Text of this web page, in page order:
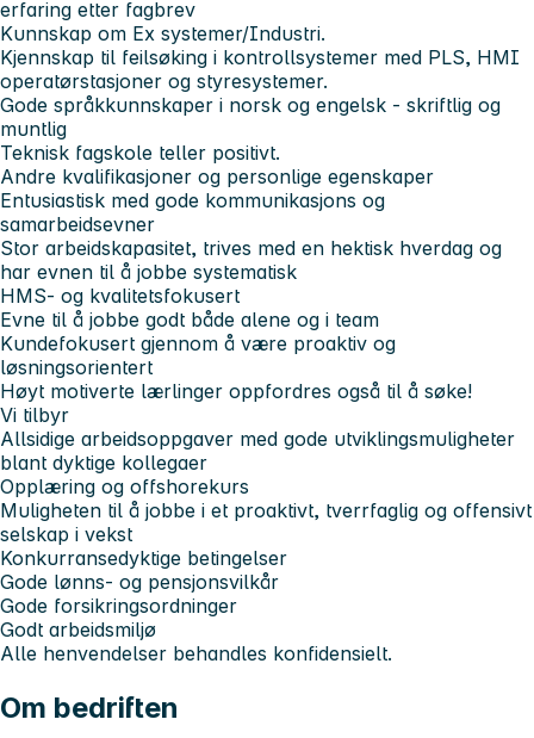
erfaring etter fagbrev
Kunnskap om Ex systemer/Industri.
Kjennskap til feilsøking i kontrollsystemer med PLS, HMI
operatørstasjoner og styresystemer.
Gode språkkunnskaper i norsk og engelsk - skriftlig og
muntlig
Teknisk fagskole teller positivt.
Andre kvalifikasjoner og personlige egenskaper
Entusiastisk med gode kommunikasjons og
samarbeidsevner
Stor arbeidskapasitet, trives med en hektisk hverdag og
har evnen til å jobbe systematisk
HMS- og kvalitetsfokusert
Evne til å jobbe godt både alene og i team
Kundefokusert gjennom å være proaktiv og
løsningsorientert
Høyt motiverte lærlinger oppfordres også til å søke!
Vi tilbyr
Allsidige arbeidsoppgaver med gode utviklingsmuligheter
blant dyktige kollegaer
Opplæring og offshorekurs
Muligheten til å jobbe i et proaktivt, tverrfaglig og offensivt
selskap i vekst
Konkurransedyktige betingelser
Gode lønns- og pensjonsvilkår
Gode forsikringsordninger
Godt arbeidsmiljø
Alle henvendelser behandles konfidensielt.
Om bedriften